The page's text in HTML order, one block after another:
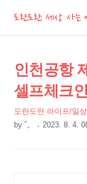
도란도란 세상 사는
상
세
컨
텐
츠
본
문
제
목
인천공항
셀프체크
도란도란 라이프/일상
by ˚。 2023. 8. 4.